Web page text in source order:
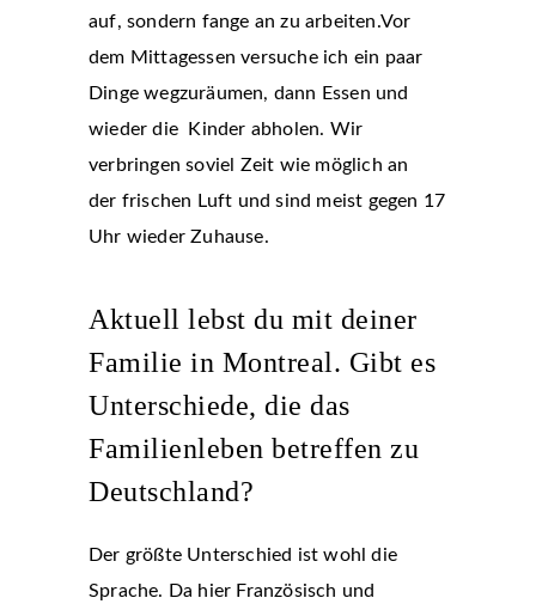
auf, sondern fange an zu arbeiten.Vor
dem Mittagessen versuche ich ein paar
Dinge wegzuräumen, dann Essen und
wieder die Kinder abholen. Wir
verbringen soviel Zeit wie möglich an
der frischen Luft und sind meist gegen 17
Uhr wieder Zuhause.
Aktuell lebst du mit deiner
Familie in Montreal. Gibt es
Unterschiede, die das
Familienleben betreffen zu
Deutschland?
Der größte Unterschied ist wohl die
Sprache. Da hier Französisch und